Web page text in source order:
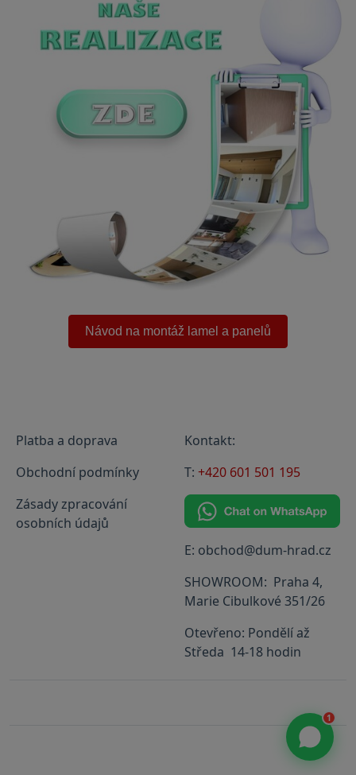
Návod na montáž lamel a panelů
Platba a doprava
Obchodní podmínky
Zásady zpracování
osobních údajů
Kontakt:
T: +420 601 501 195
E: obchod@dum-hrad.cz
SHOWROOM: Praha 4,
Marie Cibulkové 351/26
Otevřeno: Pondělí až
Středa 14-18 hodin
1